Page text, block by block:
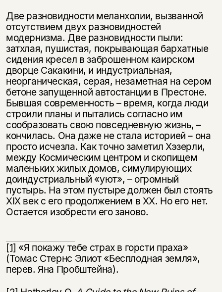
Две разновидности меланхолии, вызванной
отсутствием двух разновидностей
модернизма. Две разновидности пыли:
затхлая, пушистая, покрывающая бархатные
сидения кресел в заброшенном каирском
дворце Сакакини, и индустриальная,
неорганическая, серая, незаметная на сером
бетоне запущенной автостанции в Престоне.
Бывшая современность – время, когда люди
строили планы и пытались согласно им
сообразовать свою повседневную жизнь, –
кончилась. Она даже не стала историей – она
просто исчезла. Как точно заметил Хэзерли,
между Космическим центром и скопищем
маленьких жилых домов, симулирующих
доиндустриальный «уют», – огромный
пустырь. На этом пустыре должен был стоять
XIX век с его продолжением в XX. Но его нет.
Остается изобрести его заново.
[1] «Я покажу тебе страх в горсти праха»
(Томас Стернс Элиот «Бесплодная земля»,
перев. Яна Пробштейна).